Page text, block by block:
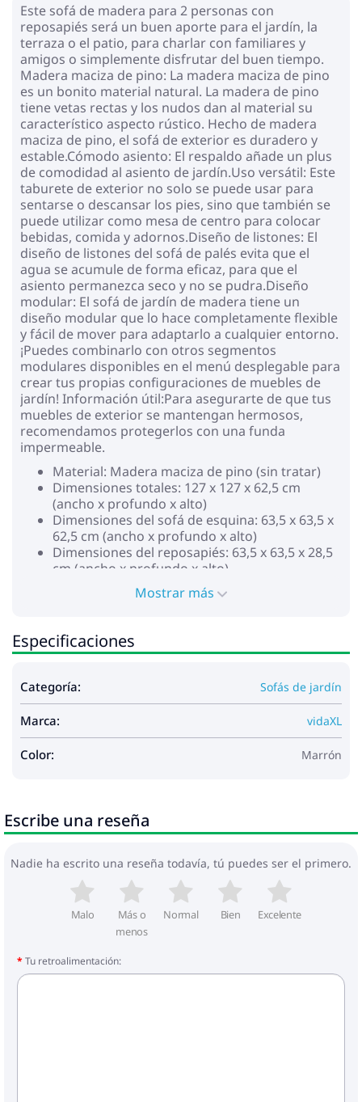
Este sofá de madera para 2 personas con
reposapiés será un buen aporte para el jardín, la
terraza o el patio, para charlar con familiares y
amigos o simplemente disfrutar del buen tiempo.
Madera maciza de pino: La madera maciza de pino
es un bonito material natural. La madera de pino
tiene vetas rectas y los nudos dan al material su
característico aspecto rústico. Hecho de madera
maciza de pino, el sofá de exterior es duradero y
estable.Cómodo asiento: El respaldo añade un plus
de comodidad al asiento de jardín.Uso versátil: Este
taburete de exterior no solo se puede usar para
sentarse o descansar los pies, sino que también se
puede utilizar como mesa de centro para colocar
bebidas, comida y adornos.Diseño de listones: El
diseño de listones del sofá de palés evita que el
agua se acumule de forma eficaz, para que el
asiento permanezca seco y no se pudra.Diseño
modular: El sofá de jardín de madera tiene un
diseño modular que lo hace completamente flexible
y fácil de mover para adaptarlo a cualquier entorno.
¡Puedes combinarlo con otros segmentos
modulares disponibles en el menú desplegable para
crear tus propias configuraciones de muebles de
jardín! Información útil:Para asegurarte de que tus
muebles de exterior se mantengan hermosos,
recomendamos protegerlos con una funda
impermeable.
Material: Madera maciza de pino (sin tratar)
Dimensiones totales: 127 x 127 x 62,5 cm
(ancho x profundo x alto)
Dimensiones del sofá de esquina: 63,5 x 63,5 x
62,5 cm (ancho x profundo x alto)
Dimensiones del reposapiés: 63,5 x 63,5 x 28,5
cm (ancho x profundo x alto)
Ancho de asiento (2 plazas): 120 cm
Profundidad de asiento (2 plazas): 60 cm
Máx. capacidad de carga (por asiento): 110 kg
Requiere montaje: Sí
La entrega contiene:
2 x Sofás esquineros
1 x Reposapiés
Máximo 110 kg por asiento.
Mostrar más
Especificaciones
Categoría: Sofás de jardín
Marca: vidaXL
Color: Marrón
Escribe una reseña
Nadie ha escrito una reseña todavía, tú puedes ser el primero.
Malo
Más o
menos
Normal Bien Excelente
Tu retroalimentación: